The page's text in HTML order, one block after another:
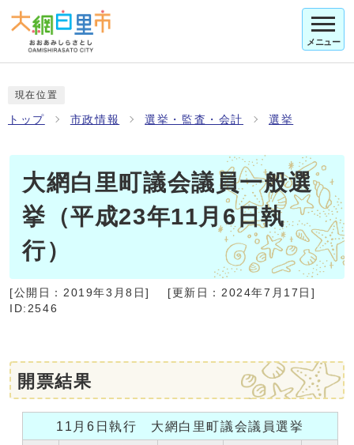
メニュー
現在位置
トップ 市政情報 選挙・監査・会計 選挙
大網白里町議会議員一般選
挙（平成23年11月6日執
行）
[公開日： 2019年3月8日] [更新日： 2024年7月17日]
ID:2546
開票結果
11月6日執行 大網白里町議会議員選挙